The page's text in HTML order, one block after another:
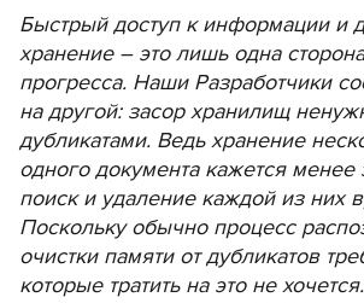
Быстрый доступ к информации и
хранение – это лишь одна
прогресса. Наши Разработчики
на другой: засор хранилищ
дубликатами. Ведь хранение
одного документа кажется менее
поиск и удаление каждой из них
Поскольку обычно процесс
очистки памяти от дубликатов
которые тратить на это не